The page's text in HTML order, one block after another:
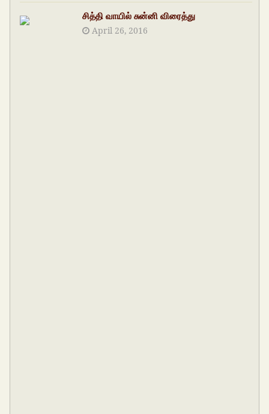
சித்தி வாயில் சுன்னி விரைத்து
April 26, 2016